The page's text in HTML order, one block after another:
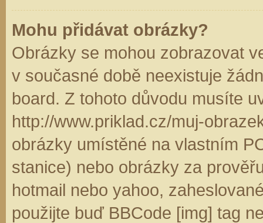
Mohu přidávat obrázky?
Obrázky se mohou zobrazovat
v současné době neexistuje
board. Z tohoto důvodu musíte
http://www.priklad.cz/muj-
obrázky umístěné na vlastním
stanice) nebo obrázky za
hotmail nebo yahoo,
použijte buď BBCode [img] tag